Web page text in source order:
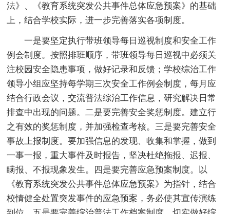
法》、《教育系统突发公共事件总体应急预案》的基础
上，结合学校实际，进一步完善落实各项制度。
一是要坚定执行带班领导每日巡视制度和安全工作
例会制度。按照排班顺序，带班领导每日巡视中必须关
注校园安全隐患事项，做好记录和反馈；学校综治工作
领导小组应坚持每学期三次安全工作例会制度，每月应
结合行政会议，交流普法综治工作信息，研究解决日常
排查中出现的问题。二是要完善安全奖惩制度。建立行
之有效的奖惩制度，并加强检查考核。三是要完善安全
事故上报制度。要加强信息的发现、收集和掌握，做到
一事一报，重大事件及时报告，坚决杜绝拖报、迟报、
瞒报、不报现象发生。四是要完善应急预案制度。以
《教育系统突发公共事件总体应急预案》为指针，结合
校情健全处置突发事件的应急预案，务必使其宣传演练